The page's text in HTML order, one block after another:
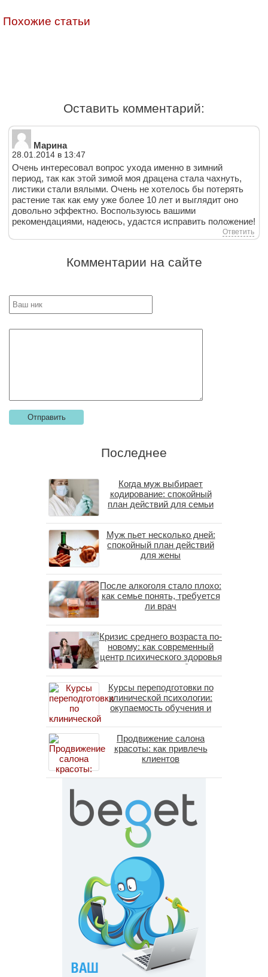
Похожие статьи
Оставить комментарий:
Марина
28.01.2014 в 13:47
Очень интересовал вопрос ухода именно в зимний
период, так как этой зимой моя драцена стала чахнуть,
листики стали вялыми. Очень не хотелось бы потерять
растение так как ему уже более 10 лет и выглядит оно
довольно эффектно. Воспользуюсь вашими
рекомендациями, надеюсь, удастся исправить положение!
Ответить
Комментарии на сайте
Последнее
Когда муж выбирает
кодирование: спокойный
план действий для семьи
Муж пьет несколько дней:
спокойный план действий
для жены
После алкоголя стало плохо:
как семье понять, требуется
ли врач
Кризис среднего возраста по-
новому: как современный
центр психического здоровья
помогает пересобрать
личность без таблеток
(методы ДПДГ и КПТ)
Курсы переподготовки по
клинической психологии:
окупаемость обучения и
специалистов в 2026 году
Продвижение салона
красоты: как привлечь
клиентов